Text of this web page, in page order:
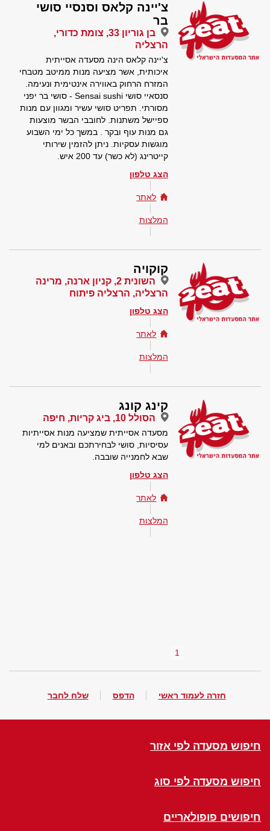
צ'יינה קלאס וסנסיי סושי
בר
בן גוריון 33, צומת כדורי,
הרצליה
צ'יינה קלאס הינה מסעדה אסייתית
איכותית, אשר מציעה מנות ממיטב מטבחי
המזרח הרחוק באווירה אינטימית ונעימה.
סנסאיי סושי Sensai sushi - סושי בר יפני
מסורתי. תפריט סושי עשיר ומגוון עם מנות
ספיישל משתנות. לחובבי הבשר מוצעות
גם מנות עוף ובקר . במשך כל ימי השבוע
מוגשות עסקיות. ניתן להזמין שירותי
קייטרינג (לא כשר) עד 200 איש.
הצג טלפון
לאתר
המלצות
קוקויה
השונית 2, קניון ארנה, מרינה
הרצליה, הרצליה פיתוח
הצג טלפון
לאתר
המלצות
קינג קונג
הסולל 10, ביג קריות, חיפה
מסעדה אסייתית שמציעה מנות אסייתיות
עסיסיות, סושי לבחירתכם ובאנים למי
שבא לחמנייה שובבה.
הצג טלפון
לאתר
המלצות
1
חזרה לעמוד ראשי הדפס שלח לחבר
חיפוש מסעדה לפי אזור
חיפוש מסעדה לפי סוג
חיפושים פופולאריים